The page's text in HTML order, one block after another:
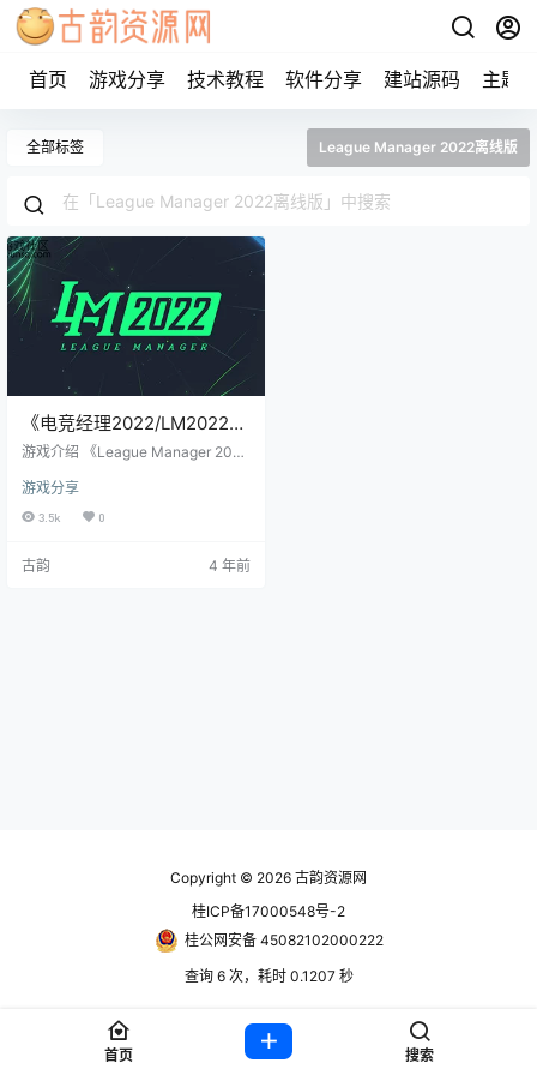
首页 游戏分享 技术教程 软件分享 建站源码 主题
全部标签 League Manager 2022离线版
《电竞经理2022/LM2022》
steam正版离线版共享账号
游戏介绍 《League Manager 202
2》，简称《LM2022》，成为电子
竞技俱乐部的经理吧！ 选择喜欢的
术。 让喜欢的球队获胜，成为最有
游戏分享
3.5k 0
古韵 4 年前
Copyright © 2026 古韵资源网
桂ICP备17000548号-2
桂公网安备 45082102000222
查询 6 次，耗时 0.1207 秒
首页 搜索